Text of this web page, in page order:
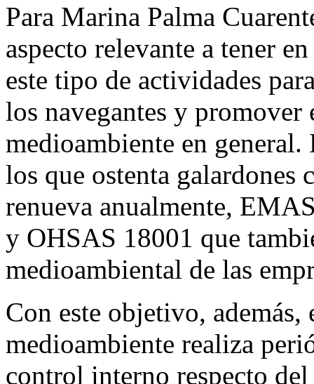
Para Marina Palma
aspecto relevante a tener
este tipo de actividades
los navegantes y
medioambiente en
los que ostenta galardones
renueva anualmente,
y OHSAS 18001 que
medioambiental de las
Con este objetivo,
medioambiente realiza
control interno respecto